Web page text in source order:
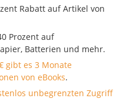
Rabatt auf Artikel von
Prozent auf
Batterien und mehr.
gibt es 3 Monate
von eBooks.
unbegrenzten Zugriff